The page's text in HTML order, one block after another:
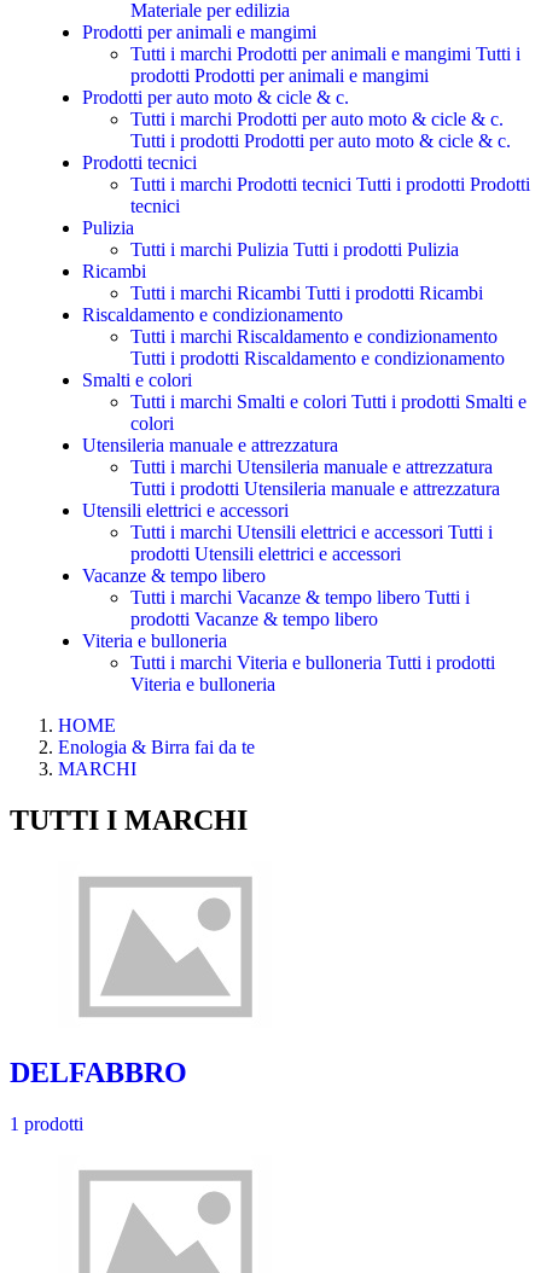
Materiale per edilizia
Prodotti per animali e mangimi
Tutti i marchi Prodotti per animali e mangimi Tutti i
prodotti Prodotti per animali e mangimi
Prodotti per auto moto & cicle & c.
Tutti i marchi Prodotti per auto moto & cicle & c.
Tutti i prodotti Prodotti per auto moto & cicle & c.
Prodotti tecnici
Tutti i marchi Prodotti tecnici Tutti i prodotti Prodotti
tecnici
Pulizia
Tutti i marchi Pulizia Tutti i prodotti Pulizia
Ricambi
Tutti i marchi Ricambi Tutti i prodotti Ricambi
Riscaldamento e condizionamento
Tutti i marchi Riscaldamento e condizionamento
Tutti i prodotti Riscaldamento e condizionamento
Smalti e colori
Tutti i marchi Smalti e colori Tutti i prodotti Smalti e
colori
Utensileria manuale e attrezzatura
Tutti i marchi Utensileria manuale e attrezzatura
Tutti i prodotti Utensileria manuale e attrezzatura
Utensili elettrici e accessori
Tutti i marchi Utensili elettrici e accessori Tutti i
prodotti Utensili elettrici e accessori
Vacanze & tempo libero
Tutti i marchi Vacanze & tempo libero Tutti i
prodotti Vacanze & tempo libero
Viteria e bulloneria
Tutti i marchi Viteria e bulloneria Tutti i prodotti
Viteria e bulloneria
HOME
Enologia & Birra fai da te
MARCHI
TUTTI I MARCHI
DELFABBRO
1 prodotti